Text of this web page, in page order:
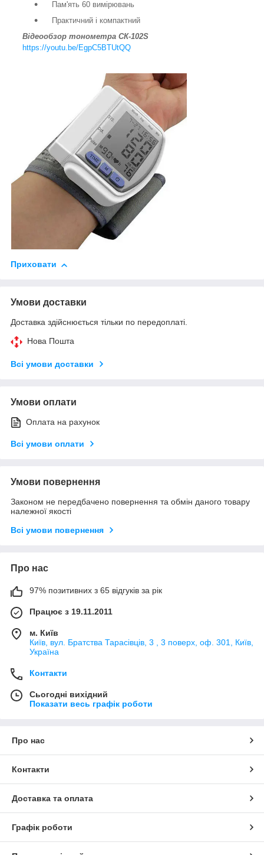
Пам'ять 60 вимірювань
Практичний і компактний
Відеообзор тонометра СК-102S
https://youtu.be/EgpC5BTUtQQ
Приховати
Умови доставки
Доставка здійснюється тільки по передоплаті.
Нова Пошта
Всі умови доставки
Умови оплати
Оплата на рахунок
Всі умови оплати
Умови повернення
Законом не передбачено повернення та обмін даного товару
належної якості
Всі умови повернення
Про нас
97% позитивних з 65 відгуків за рік
Працює з 19.11.2011
м. Київ
Київ, вул. Братства Тарасівців, 3 , 3 поверх, оф. 301, Київ,
Україна
Контакти
Сьогодні вихідний
Показати весь графік роботи
Про нас
Контакти
Доставка та оплата
Графік роботи